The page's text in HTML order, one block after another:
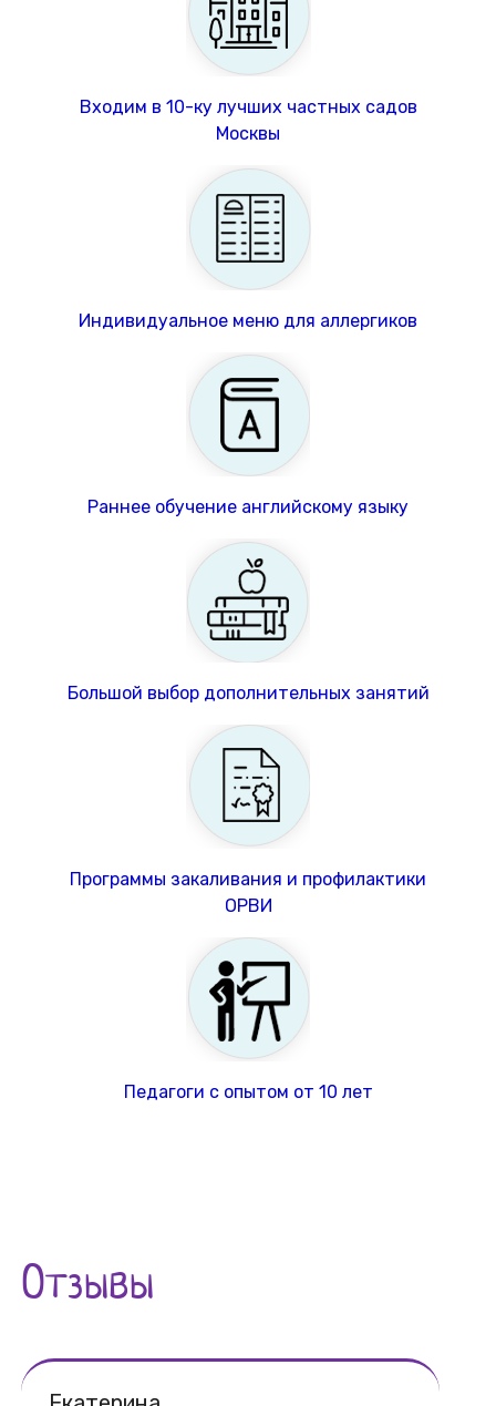
Входим в 10-ку лучших частных садов
Москвы
Индивидуальное меню для аллергиков
Раннее обучение английскому языку
Большой выбор дополнительных занятий
Программы закаливания и профилактики
ОРВИ
Педагоги с опытом от 10 лет
Отзывы